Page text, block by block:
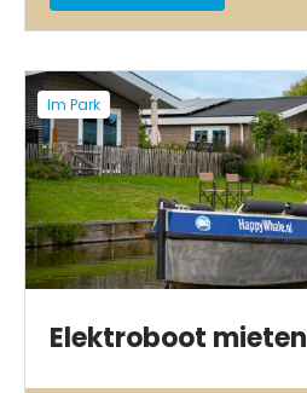
Im Park
Elektroboot mieten